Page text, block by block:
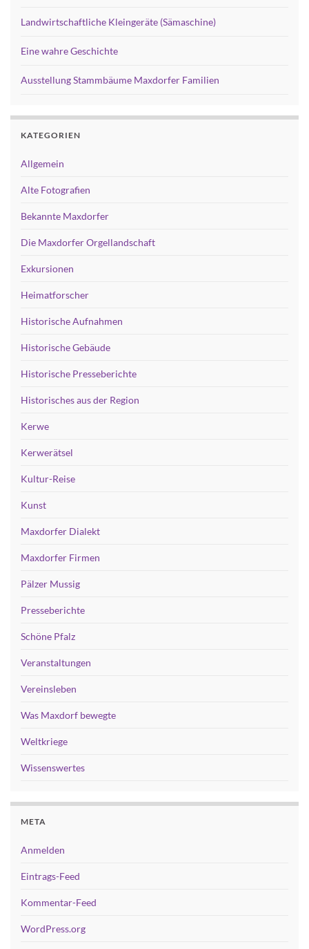
Landwirtschaftliche Kleingeräte (Sämaschine)
Eine wahre Geschichte
Ausstellung Stammbäume Maxdorfer Familien
KATEGORIEN
Allgemein
Alte Fotografien
Bekannte Maxdorfer
Die Maxdorfer Orgellandschaft
Exkursionen
Heimatforscher
Historische Aufnahmen
Historische Gebäude
Historische Presseberichte
Historisches aus der Region
Kerwe
Kerwerätsel
Kultur-Reise
Kunst
Maxdorfer Dialekt
Maxdorfer Firmen
Pälzer Mussig
Presseberichte
Schöne Pfalz
Veranstaltungen
Vereinsleben
Was Maxdorf bewegte
Weltkriege
Wissenswertes
META
Anmelden
Eintrags-Feed
Kommentar-Feed
WordPress.org